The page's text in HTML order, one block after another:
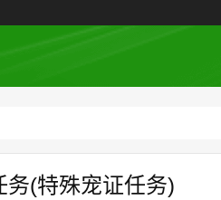
(特殊宠证任务)